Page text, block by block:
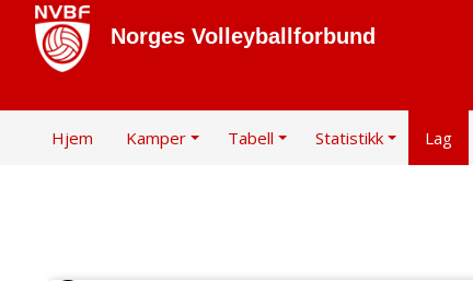
Norges Volleyballforbund
Hjem Kamper Tabell Statistikk Lag